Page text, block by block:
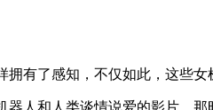
有了感知，不仅如此，这些女
人和人类谈情说爱的影片，那